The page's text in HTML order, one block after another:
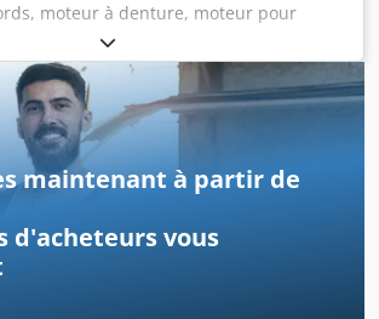
moteur à denture, moteur pour
matière, moteur électrique, moteur de
fraisage - Puissance : 3,7 kW à 2885
: 5,2 kW à 5870 tr/min à 100 Hz -
Arbre d’entraînement : Ø 40 mm - Outil :
: 480/250/H150 mm Dsdeb A Tbgjpfx
kgmaintenant à partir de
d'acheteursvous